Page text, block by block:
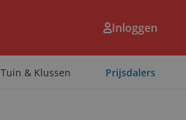
Inloggen
Tuin & Klussen Prijsdalers